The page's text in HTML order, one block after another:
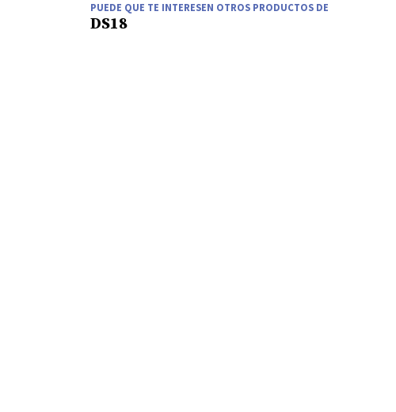
PUEDE QUE TE INTERESEN OTROS PRODUCTOS DE
DS18